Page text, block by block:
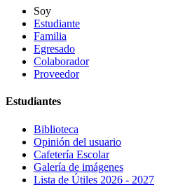
Soy
Estudiante
Familia
Egresado
Colaborador
Proveedor
Estudiantes
Biblioteca
Opinión del usuario
Cafetería Escolar
Galería de imágenes
Lista de Útiles 2026 - 2027